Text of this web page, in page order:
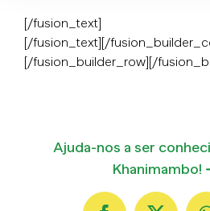
[/fusion_text]
[/fusion_text][/
[/fusion_builder_row][/
Ajuda-nos a ser